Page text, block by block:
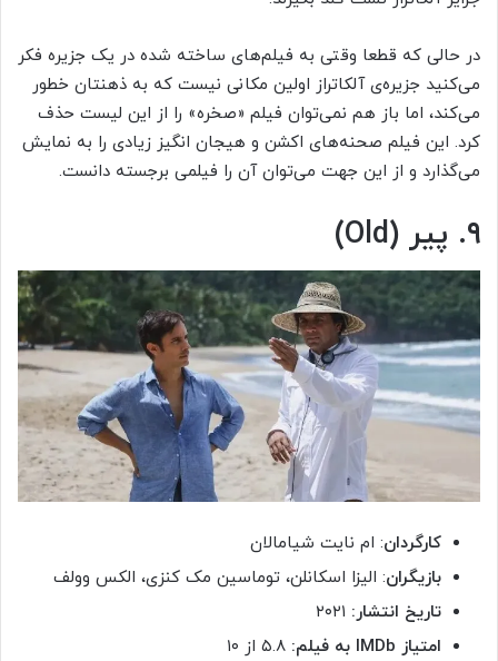
در حالی که قطعا وقتی به فیلم‌های ساخته شده در یک جزیره فکر
می‌کنید جزیره‌ی آلکاتراز اولین مکانی نیست که به ذهنتان خطور
می‌کند، اما باز هم نمی‌توان فیلم «صخره» را از این لیست حذف
کرد. این فیلم صحنه‌های اکشن و هیجان انگیز زیادی را به نمایش
می‌گذارد و از این جهت می‌توان آن را فیلمی برجسته دانست.
۹. پیر (Old)
کارگردان: ام نایت شیامالان
بازیگران: الیزا اسکانلن، توماسین مک کنزی، الکس وولف
تاریخ انتشار:
امتیاز IMDb به فیلم: